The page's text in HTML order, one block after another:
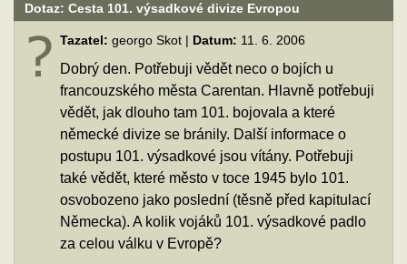
Dotaz: Cesta 101. výsadkové divize Evropou
Tazatel: georgo Skot | Datum: 11. 6. 2006
Dobrý den. Potřebuji vědět neco o bojích u
francouzského města Carentan. Hlavně potřebuji
vědět, jak dlouho tam 101. bojovala a které
německé divize se bránily. Další informace o
postupu 101. výsadkové jsou vítány. Potřebuji
také vědět, které město v toce 1945 bylo 101.
osvobozeno jako poslední (těsně před kapitulací
Německa). A kolik vojáků 101. výsadkové padlo
za celou válku v Evropě?